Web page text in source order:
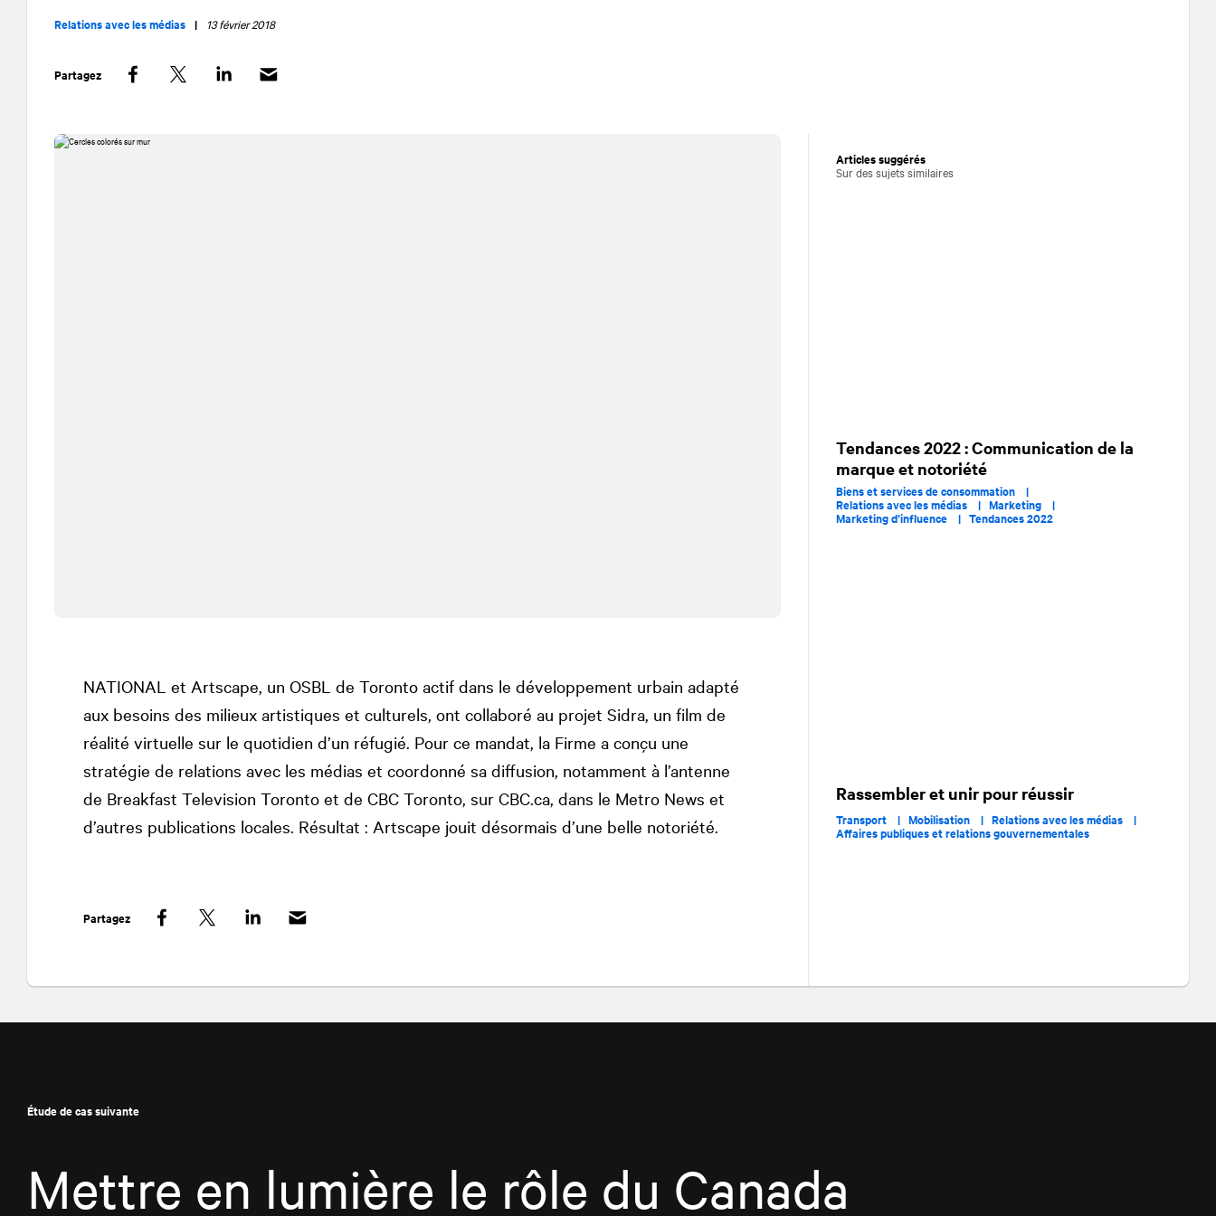
Relations avec les médias | 13 février 2018
Partagez
NATIONAL et Artscape, un OSBL de Toronto actif dans le développement urbain adapté
aux besoins des milieux artistiques et culturels, ont collaboré au projet Sidra, un film de
réalité virtuelle sur le quotidien d’un réfugié. Pour ce mandat, la Firme a conçu une
stratégie de relations avec les médias et coordonné sa diffusion, notamment à l’antenne
de Breakfast Television Toronto et de CBC Toronto, sur CBC.ca, dans le Metro News et
d’autres publications locales. Résultat : Artscape jouit désormais d’une belle notoriété.
Partagez
Articles suggérés
Sur des sujets similaires
Tendances 2022 : Communication de la
marque et notoriété
Biens et services de consommation |
Relations avec les médias | Marketing |
Marketing d’influence | Tendances 2022
Rassembler et unir pour réussir
Transport | Mobilisation | Relations avec les médias |
Affaires publiques et relations gouvernementales
Étude de cas suivante
Mettre en lumière le rôle du Canada